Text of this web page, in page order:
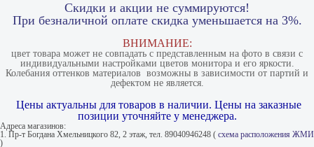
Скидки и акции не суммируются!
При безналичной оплате скидка уменьшается на 3%.
ВНИМАНИЕ:
цвет товара может не совпадать с представленным на фото в связи с
индивидуальными настройками цветов монитора и его яркости.
Колебания оттенков материалов​ ​ возможны в зависимости от партий и
дефектом не является.
Цены актуальны для товаров в наличии. Цены на заказные
позиции уточняйте у менеджера.
Адреса магазинов:
1. Пр-т Богдана Хмельницкого 82, 2 этаж, тел. 89040946248 ( схема расположения ЖМИ
)